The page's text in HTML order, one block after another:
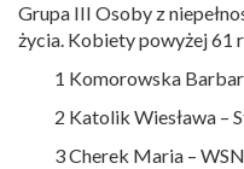
Grupa III Osoby z
życia. Kobiety powyżej 61
1 Komorowska
2 Katolik Wiesława –
3 Cherek Maria –